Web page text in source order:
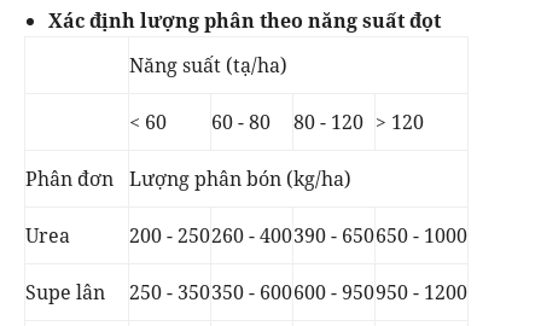
Xác định lượng phân theo năng suất đọt
Năng suất (tạ/ha)
< 60 60 - 80 80 - 120 > 120
Phân đơn Lượng phân bón (kg/ha)
Urea 200 - 250260 - 400390 - 650650 - 1000
Supe lân 250 - 350350 - 600600 - 950950 - 1200